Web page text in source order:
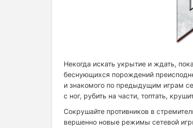
Некогда искать укрытие и ждать,
беснующихся порождений
и знакомого по предыдущим играм
с ног, рубить на части, топтать,
Сокрушайте противников в
вершенно новые режимы сетевой